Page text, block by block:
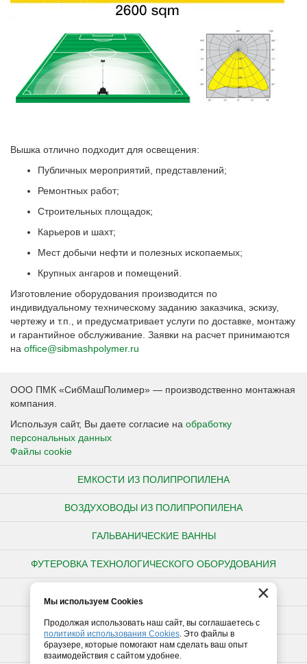
Вышка отлично подходит для освещения:
Публичных мероприятий, представлений;
Ремонтных работ;
Строительных площадок;
Карьеров и шахт;
Мест добычи нефти и полезных ископаемых;
Крупных ангаров и помещений.
Изготовление оборудования производится по
индивидуальному техническому заданию заказчика, эскизу,
чертежу и т.п., и предусматривает услуги по доставке, монтажу
и гарантийное обслуживание. Заявки на расчет принимаются
на office@sibmashpolymer.ru
ООО ПМК «СибМашПолимер» — производственно монтажная
компания.
Используя сайт, Вы даете согласие на обработку
персональных данных
Файлы cookie
ЕМКОСТИ ИЗ ПОЛИПРОПИЛЕНА
ВОЗДУХОВОДЫ ИЗ ПОЛИПРОПИЛЕНА
ГАЛЬВАНИЧЕСКИЕ ВАННЫ
ФУТЕРОВКА ТЕХНОЛОГИЧЕСКОГО ОБОРУДОВАНИЯ
НЕСТАНДАРТНЫЕ ИЗДЕЛИЯ ИЗ ПОЛИПРОПИЛЕНА
ПОЛИПРОПИЛЕНОВЫЕ ТРУБЫ
ПОЛИЭТИЛЕНОВЫЕ ТРУБЫ
×
Мы используем Cookies
Продолжая использовать наш сайт, вы соглашаетесь с
политикой использования Cookies. Это файлы в
браузере, которые помогают нам сделать ваш опыт
взаимодействия с сайтом удобнее.